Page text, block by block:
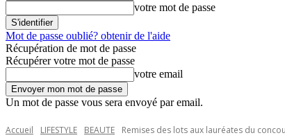
votre mot de passe
Mot de passe oublié? obtenir de l'aide
Récupération de mot de passe
Récupérer votre mot de passe
votre email
Un mot de passe vous sera envoyé par email.
Accueil LIFESTYLE BEAUTE Remises des lots aux lauréates du